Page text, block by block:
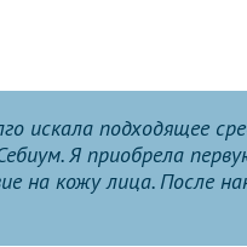
искала подходящее
Я приобрела
на кожу лица. После